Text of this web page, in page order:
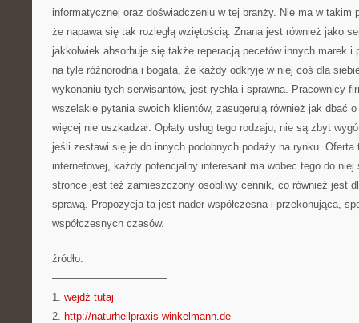
informatycznej oraz doświadczeniu w tej branży. Nie ma w takim
że napawa się tak rozległą wziętością. Znana jest również jako
jakkolwiek absorbuje się także reperacją pecetów innych marek i
na tyle różnorodna i bogata, że każdy odkryje w niej coś dla
wykonaniu tych serwisantów, jest rychła i sprawna. Pracownicy
wszelakie pytania swoich klientów, zasugerują również jak dbać
więcej nie uszkadzał. Opłaty usług tego rodzaju, nie są zbyt
jeśli zestawi się je do innych podobnych podaży na rynku.
internetowej, każdy potencjalny interesant ma wobec tego do niej
stronce jest też zamieszczony osobliwy cennik, co również jest
sprawą. Propozycja ta jest nader współczesna i przekonująca,
współczesnych czasów.
źródło:
———————————
1. wejdź tutaj
2. http://naturheilpraxis-winkelmann.de